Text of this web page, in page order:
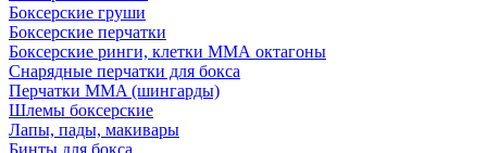
Боксерские груши
Боксерские перчатки
Боксерские ринги, клетки ММА октагоны
Снарядные перчатки для бокса
Перчатки MMA (шингарды)
Шлемы боксерские
Лапы, пады, макивары
Бинты для бокса